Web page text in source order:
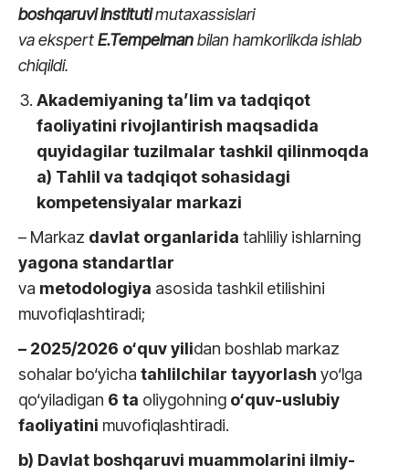
boshqaruvi institutimutaxassislari
va ekspertE.Tempelmanbilan hamkorlikda ishlab
chiqildi.
Akademiyaning ta’lim va tadqiqot
faoliyatini rivojlantirish maqsadida
quyidagilar tuzilmalar tashkil qilinmoqda
a) Tahlil va tadqiqot sohasidagi
kompetensiyalar markazi
– Markaz davlat organlarida tahliliy ishlarning
yagona standartlar
va metodologiya asosida tashkil etilishini
muvofiqlashtiradi;
– 2025/2026 o‘quv yilidan boshlab markaz
sohalar bo‘yicha tahlilchilar tayyorlash yo‘lga
qo‘yiladigan 6 ta oliygohning o‘quv-uslubiy
faoliyatini muvofiqlashtiradi.
b) Davlat boshqaruvi muammolarini ilmiy-